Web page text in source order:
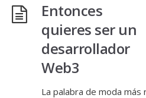
Entonces
quieres ser un
desarrollador
Web3
La palabra de moda